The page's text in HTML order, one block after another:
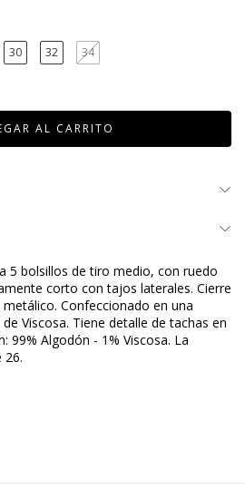
30 32 34
5 bolsillos de tiro medio, con ruedo
corto con tajos laterales. Cierre
Confeccionado en una
Viscosa. Tiene detalle de tachas en
99% Algodón - 1% Viscosa. La
26.